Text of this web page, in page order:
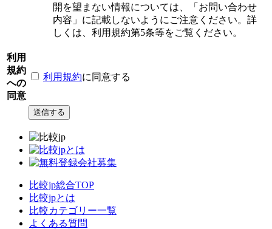
開を望まない情報については、「お問い合わせ
内容」に記載しないようにご注意ください。詳
しくは、利用規約第5条等をご覧ください。
利用
規約
への
同意
利用規約に同意する
比較jp総合TOP
比較jpとは
比較カテゴリー一覧
よくある質問